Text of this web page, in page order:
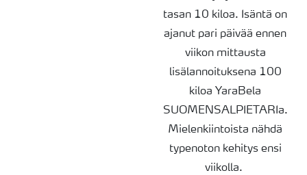
tasan 10 kiloa. Isäntä on
ajanut pari päivää ennen
viikonmittausta
lisälannoituksena 100
kiloa YaraBela
SUOMENSALPIETARIa.
Mielenkiintoista nähdä
typenoton kehitys ensi
viikolla.